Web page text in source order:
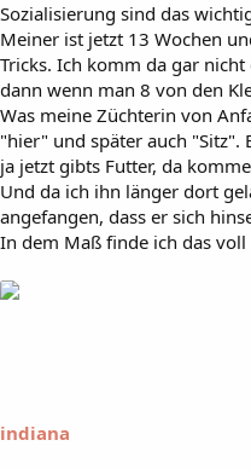
Sozialisierung sind das
Meiner ist jetzt 13 Wochen
Tricks. Ich komm da gar
dann wenn man 8 von den
Was meine Züchterin von
"hier" und später auch "Sitz".
ja jetzt gibts Futter, da
Und da ich ihn länger dort
angefangen, dass er sich
In dem Maß finde ich das
indiana